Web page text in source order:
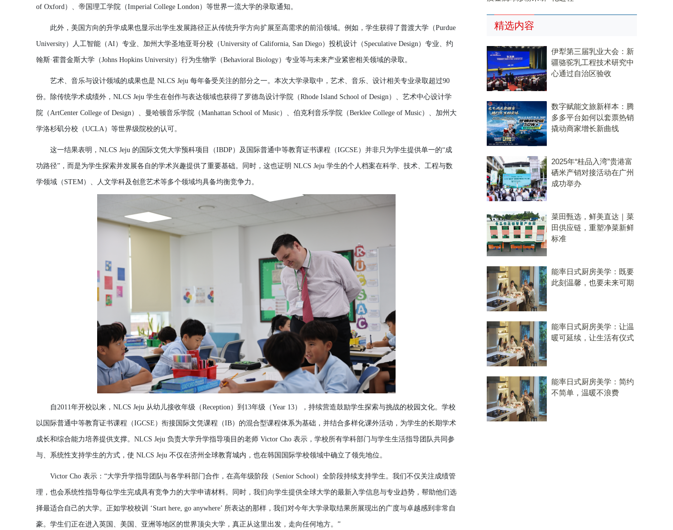
of Oxford）、帝 国 理工学院（Imperial College London）等世界一流大学的录取通知。
此外，美 国 方向的升学成果也显示出学生发展路径正从传统升学方向扩展至高需求的前沿领域。例如， 学生获得了普渡大学 （Purdue
University）人工智能（AI） 专业、加州大学圣地亚哥分校（University of California, San Diego）投机设计 （ Speculative Design） 专业、 约
翰斯·霍普金斯大学 （Johns Hopkins University）行为生物学 （Behavioral Biology） 专业等与未来产业紧密相 关领域的录取。
艺术、音乐与设计领域的成果也是 NLCS Jeju 每年备受关注的部分之一。本次大学录取中， 艺术、音乐、 设计相 关专业录取超过90
份。除传统学术成绩外， NLCS Jeju 学生在创 作与表达领域也获得了 罗德岛设计学院（Rhode Island School of Design）、 艺术中心设计学
院（ArtCenter College of Design）、曼哈顿音乐学院（Manhattan School of Music）、伯克利音乐学院（Berklee College of Music）、加州大
学洛杉矶分校（UCLA）等世界级 院校的认可。
这一结果表明， NLCS Jeju 的 国 际文凭大学预科项 目（IBDP）及 国 际普通中等教育证书课程（IGCSE） 并非只 为学生提供单一的“成
功路径”，而是为学生探索并发展各自的学术兴趣提供了重要基础。同 时 ， 这也证明 NLCS Jeju 学生的个人档案在科学、技术、工程与数
学领域（ STEM）、人文学科及创 意艺术等多个领域均具备均衡竞争力。
自2011年开校以来 ， NLCS Jeju 从幼 儿接收年级 （Reception）到13年级 （Year 13），持续营造鼓励学生探索与挑战的校 园 文化。 学校
以 国 际普通中等教育证书课程（IGCSE） 衔接 国 际文凭课程（IB）的混合型课程体系为基础 ， 并结合多样化课外活动 ， 为学生的长期学术
成长和综合能力培养提供支撑。 NLCS Jeju 负责大学升学指导项 目的老师 Victor Cho 表示， 学校所有学科部门与学生生活指导团队共同 参
与、系统性支持学生的方式，使 NLCS Jeju 不仅在济州全球教育城内 ，也在韩国国际学校领域中确立了领先地位。
Victor Cho 表示：“大学升学指导团队与各学科部门合作，在高年级阶段（ Senior School）全阶段持续支持学生。我们不仅关注成绩管
理，也会系统性指导每位学生完成具有竞争力的大学申请材料。同 时 ，我们 向学生提供全球大学的最新入学信息与专业趋势 ， 帮助他们选
择最适合自己的大学。正如学校校训 ‘Start here, go anywhere’ 所表达的那样 ，我们对今年大学录取结果所展现出的广度与卓越感到非常自
豪。 学生们 正在进入英 国 、美 国 、 亚洲等地 区 的世界顶尖大学 ， 真正从这里出发 ，走向任何地方。 ”
精选内容
伊犁第三届乳业大会：新
疆骆驼乳工程技术研究中
心通过自治区验收
数字赋能文旅新样本：腾
多多平台如何以套票热销
撬动商家增长新曲线
2025年“桂品入湾”贵港富
硒米产销对接活动在广州
成功举办
菜田甄选，鲜美直达｜菜
田供应链，重塑净菜新鲜
标准
能率日式厨房美学：既要
此刻温馨，也要未来可期
能率日式厨房美学：让温
暖可延续，让生活有仪式
能率日式厨房美学：简约
不简单，温暖不浪费